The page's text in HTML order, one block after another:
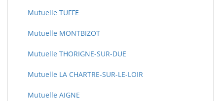
Mutuelle TUFFE
Mutuelle MONTBIZOT
Mutuelle THORIGNE-SUR-DUE
Mutuelle LA CHARTRE-SUR-LE-LOIR
Mutuelle AIGNE